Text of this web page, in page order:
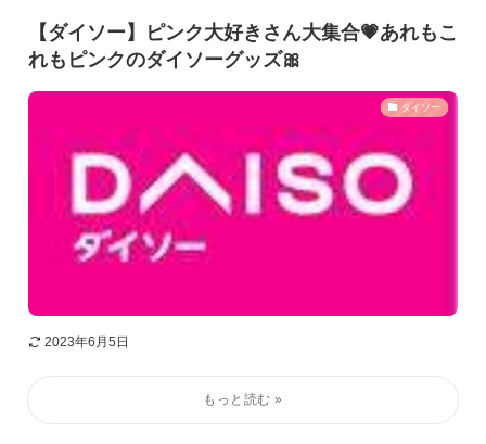
【ダイソー】ピンク大好きさん大集合💗あれもこ
れもピンクのダイソーグッズ🎀
ダイソー
2023年6月5日